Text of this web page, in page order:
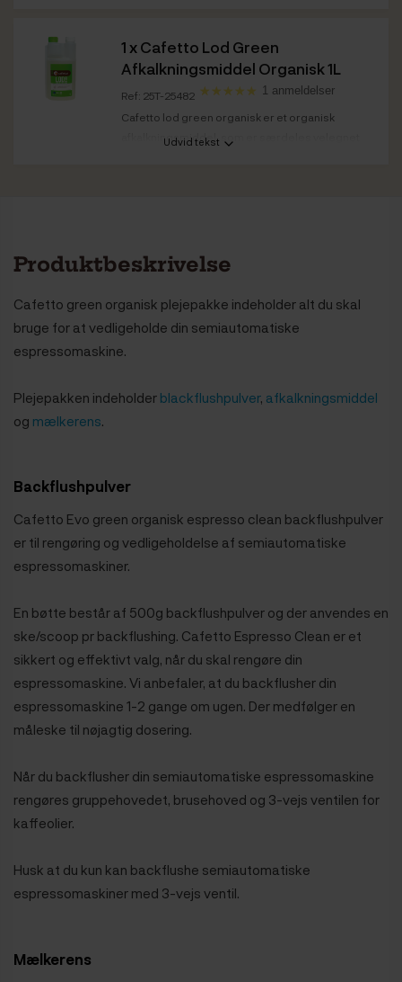
1 xCafetto Lod Green
Afkalkningsmiddel Organisk 1L
Ref: 25T-25482 1 anmeldelser
Cafetto lod green organisk er et organisk
afkalkningsmiddel, som er særdeles velegnet
Udvid tekst
Produktbeskrivelse
Cafetto green organisk plejepakke indeholder alt du skal
bruge for at vedligeholde din semiautomatiske
espressomaskine.
Plejepakken indeholder blackflushpulver, afkalkningsmiddel
og mælkerens.
Backflushpulver
Cafetto Evo green organisk espresso clean backflushpulver
er til rengøring og vedligeholdelse af semiautomatiske
espressomaskiner.
En bøtte består af 500g backflushpulver og der anvendes en
ske/scoop pr backflushing. Cafetto Espresso Clean er et
sikkert og effektivt valg, når du skal rengøre din
espressomaskine. Vi anbefaler, at du backflusher din
espressomaskine 1-2 gange om ugen. Der medfølger en
måleske til nøjagtig dosering.
Når du backflusher din semiautomatiske espressomaskine
rengøres gruppehovedet, brusehoved og 3-vejs ventilen for
kaffeolier.
Husk at du kun kan backflushe semiautomatiske
espressomaskiner med 3-vejs ventil.
Mælkerens